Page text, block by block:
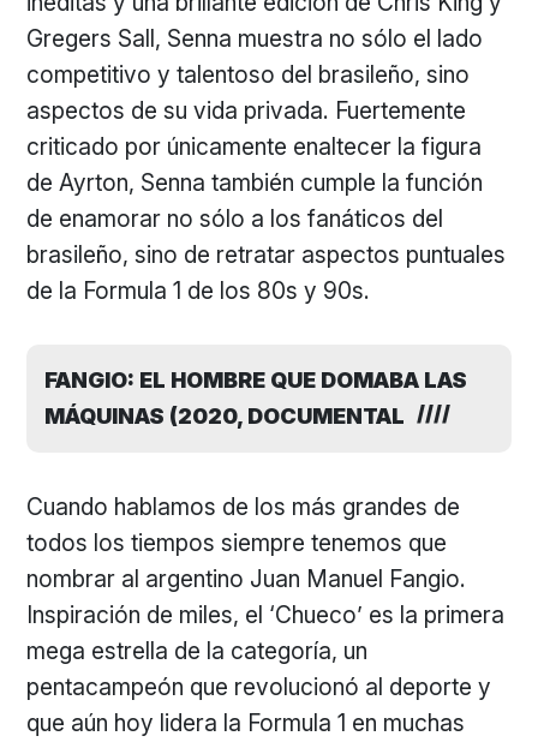
Gregers Sall, Senna muestra no sólo el lado
competitivo y talentoso del brasileño, sino
aspectos de su vida privada. Fuertemente
criticado por únicamente enaltecer la figura
de Ayrton, Senna también cumple la función
de enamorar no sólo a los fanáticos del
brasileño, sino de retratar aspectos puntuales
de la Formula 1 de los 80s y 90s.
FANGIO: EL HOMBRE QUE DOMABA LAS
MÁQUINAS (2020, DOCUMENTAL
Cuando hablamos de los más grandes de
todos los tiempos siempre tenemos que
nombrar al argentino Juan Manuel Fangio.
Inspiración de miles, el ‘Chueco’ es la primera
mega estrella de la categoría, un
pentacampeón que revolucionó al deporte y
que aún hoy lidera la Formula 1 en muchas